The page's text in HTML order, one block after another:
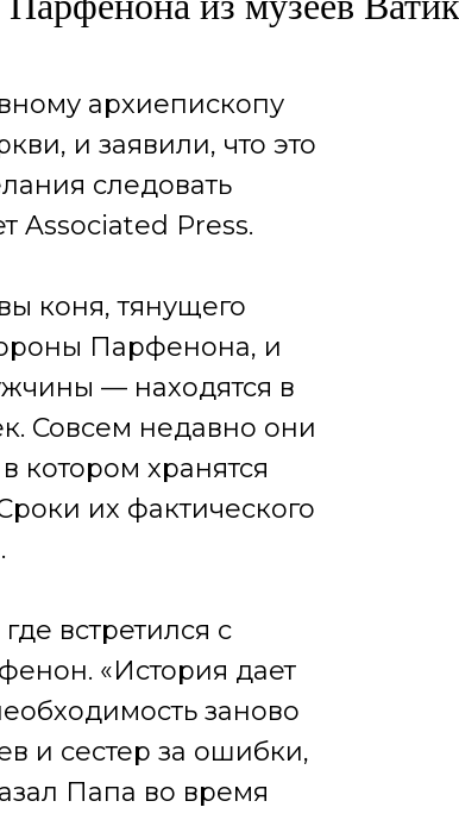
архиепископу
и заявили, что это
следовать
Associated Press.
коня, тянущего
Парфенона, и
— находятся в
Совсем недавно они
котором хранятся
их фактического
встретился с
«История дает
заново
и сестер за ошибки,
Папа во время